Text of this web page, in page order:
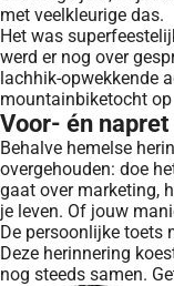
met veelkleurige das.
Het was
werd er nog over
lachhik-opwekkende
mountainbiketocht op
Voor- én napret
Behalve hemelse
overgehouden: doe
gaat over marketing,
je leven. Of jouw
De persoonlijke toets
Deze herinnering
nog steeds samen.